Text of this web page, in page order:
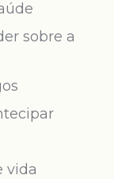
sobre a
vida